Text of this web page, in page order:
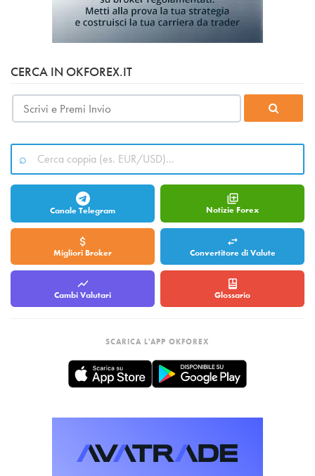
CERCA IN OKFOREX.IT
Canale Telegram Notizie Forex
Migliori Broker Convertitore di Valute
Cambi Valutari Glossario
SCARICA L'APP OKFOREX